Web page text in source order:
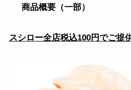
商品概要（一部）
スシロー全店税込100円でご提